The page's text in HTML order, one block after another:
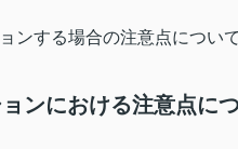
ンする場合の注意点につい
ンにおける注意点に